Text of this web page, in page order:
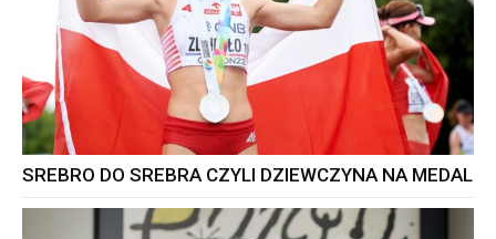
SREBRO DO SREBRA CZYLI DZIEWCZYNA NA MEDAL